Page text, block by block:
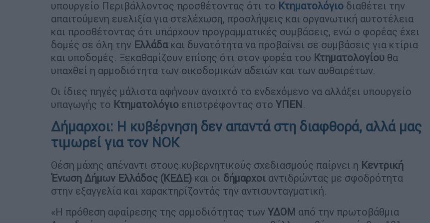
υπουργείο Περιβάλλοντος προσθέτοντας ότι το Κτηματολόγιο διαθέτει την
απαιτούμενη ευελιξία για στελέχωση, προσλήψεις και οργανωτική αυτοτέλεια
και προσθέτοντας ότι υπάρχουν προγραμματικές συμβάσεις, ενώ ο φορέας έχει
δομές σε όλη την Ελλάδακαι δυνατότητα να προβαίνει σε συμβάσεις για κτίρια
και υποδομές. Ξεκαθαρίζουν επίσης ότι στον φορέα του Κτηματολογίου θα
υπαχθεί η αρμοδιότητα των οικοδομικών αδειών και των αυθαιρέτων.
Οι ίδιες πηγές μάλιστα αφήνουν ανοιχτό το ενδεχόμενο να αλλάξει υπουργείο
υπαγωγής το Κτηματολόγιο επιστρέφοντας στο ΥΠΕΝ.
Δήμαρχοι: Η κυβέρνηση δεν απαντά στη διαφθορά, αλλά μας
τιμωρεί για τον ΝΟΚ
Θέση μάχης απέναντι στους κυβερνητικούς σχεδιασμούς παίρνει η Κεντρική
Ένωση Δήμων Ελλάδος (ΚΕΔΕ) και οι δήμαρχοι αντιδρώντας με σφοδρότητα
στην εξαγγελία και χαρακτηρίζοντάς την αντισυνταγματική.
«Η πρόθεση αφαίρεσης της αρμοδιότητας των ΥΔΟΜ από την πρωτοβάθμια